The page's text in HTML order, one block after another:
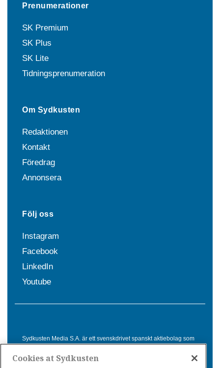
Prenumerationer
SK Premium
SK Plus
SK Lite
Tidningsprenumeration
Om Sydkusten
Redaktionen
Kontakt
Föredrag
Annonsera
Följ oss
Instagram
Facebook
LinkedIn
Youtube
Sydkusten Media S.A. är ett svenskdrivet spanskt aktiebolag som
Spanien. Genom nyhetsbevakning av hela Spanien, med bas på
Cookies at Sydkusten